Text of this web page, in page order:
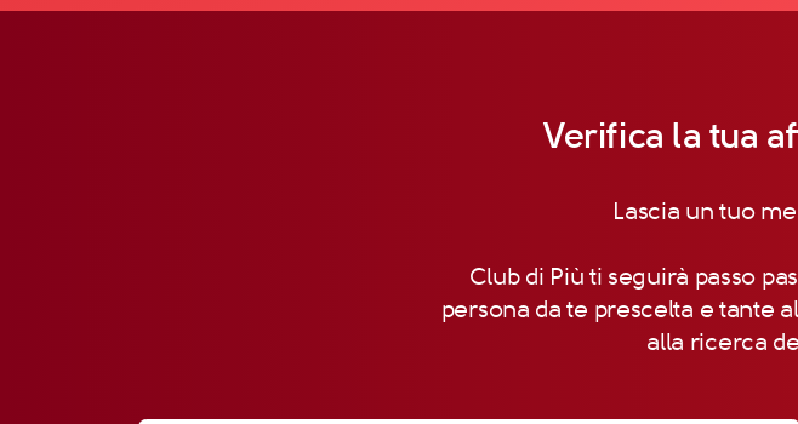
Verifica la tua
Lascia un tuo
Club di Più ti seguirà passo
persona da te prescelta e tante
alla ricerca